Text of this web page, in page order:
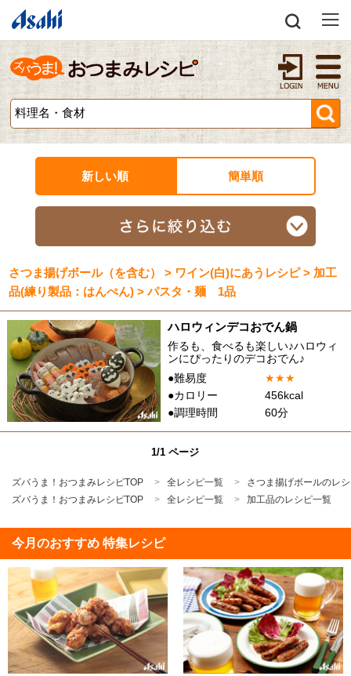
新しい順 簡単順
さつま揚げボール（を含む） > ワイン(白)にあうレシピ > 加工
品(練り製品：はんぺん) > パスタ・麺 1品
ハロウィンデコおでん鍋
作るも、食べるも楽しい♪ハロウィ
ンにぴったりのデコおでん♪
●難易度
★★★
●カロリー
456kcal
●調理時間
60分
1/1 ページ
ズバうま！おつまみレシピTOP 全レシピ一覧
さつま揚げボールのレ
ズバうま！おつまみレシピTOP
全レシピ一覧 加工品のレシピ一覧
今月のおすすめ 特集レシピ